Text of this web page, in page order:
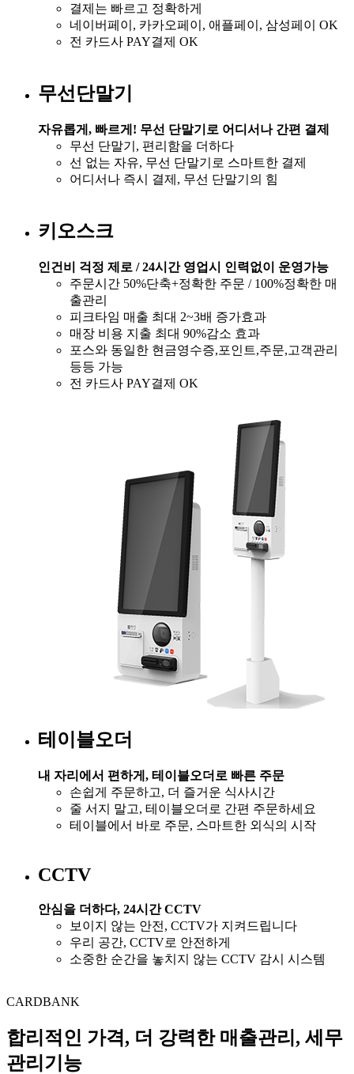
결제는 빠르고 정확하게
네이버페이, 카카오페이, 애플페이, 삼성페이 OK​
전 카드사 PAY결제 OK
무선단말기​
자유롭게, 빠르게! 무선 단말기로 어디서나 간편 결제​
무선 단말기, 편리함을 더하다​
선 없는 자유, 무선 단말기로 스마트한 결제​
어디서나 즉시 결제, 무선 단말기의 힘
키오스크​
인건비 걱정 제로 / 24시간 영업시 인력없이 운영가능
주문시간 50%단축+정확한 주문 / 100%정확한 매
출관리
피크타임 매출 최대 2~3배 증가효과
매장 비용 지출 최대 90%감소 효과 ​
포스와 동일한 현금영수증,포인트,주문,고객관리
등등 가능
전 카드사 PAY결제 OK
테이블오더
내 자리에서 편하게, 테이블오더로 빠른 주문
손쉽게 주문하고, 더 즐거운 식사시간
줄 서지 말고, 테이블오더로 간편 주문하세요​
테이블에서 바로 주문, 스마트한 외식의 시작
CCTV​
안심을 더하다, 24시간 CCTV
보이지 않는 안전, CCTV가 지켜드립니다​
우리 공간, CCTV로 안전하게​
소중한 순간을 놓치지 않는 CCTV 감시 시스템
CARDBANK
합리적인 가격, 더 강력한 매출관리, 세무
관리기능